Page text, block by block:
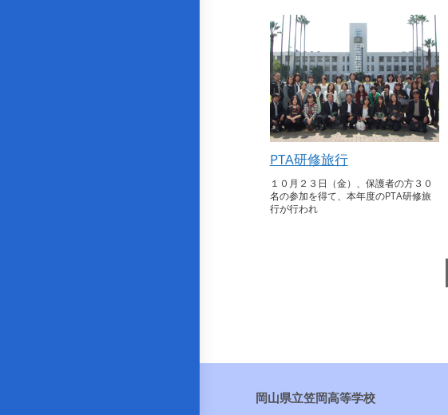
PTA研修旅行
１０月２３日（金）、保護者の方３０
名の参加を得て、本年度のPTA研修旅
行が行われ
岡山県立笠岡高等学校